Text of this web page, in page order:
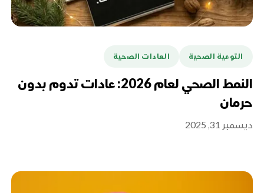
التوعية الصحية العادات الصحية
النمط الصحي لعام 2026: عادات تدوم بدون
حرمان
ديسمبر 31, 2025